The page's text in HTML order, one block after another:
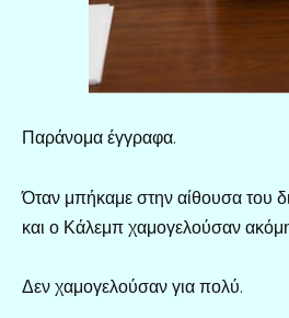
Παράνομα έγγραφα.
Όταν μπήκαμε στην αίθουσα του
και ο Κάλεμπ χαμογελούσαν
Δεν χαμογελούσαν για πολύ.